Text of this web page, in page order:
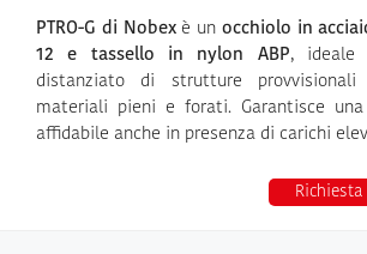
PTRO-G di Nobexè un occhiolo in
12 e tassello in nylon ABP, ideale
distanziato di strutture
materiali pieni e forati. Garantisce
affidabile anche in presenza di carichi